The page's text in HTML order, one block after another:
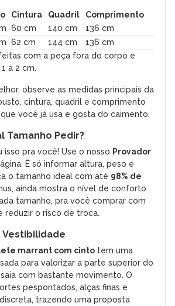
Cintura Quadril
Comprimento
60 cm 140 cm
136 cm
62 cm 144 cm
136 cm
com a peça fora do corpo e
a 2 cm.
observe as medidas principais da
cintura, quadril e comprimento
você já usa e gosta do caimento.
Tamanho Pedir?
pra você! Use o nosso Provador
É só informar altura, peso e
o tamanho ideal com até 98% de
ainda mostra o nível de conforto
tamanho, pra você comprar com
reduzir o risco de troca.
Vestibilidade
marrant com cinto tem uma
para valorizar a parte superior do
com bastante movimento. O
pespontados, alças finas e
trazendo uma proposta